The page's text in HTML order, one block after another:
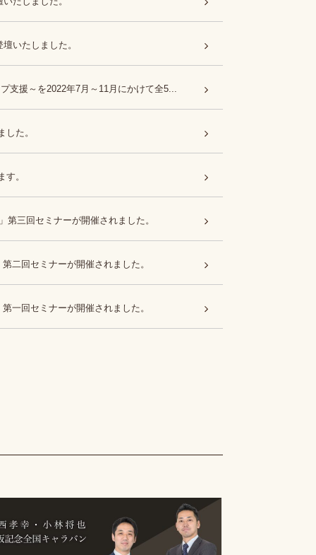
いたしました。
支援～を2022年7月～11月にかけて全5...
た。
。
三回セミナーが開催されました。
二回セミナーが開催されました。
一回セミナーが開催されました。